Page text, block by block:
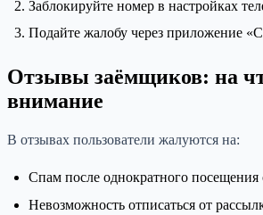
Заблокируйте номер в настройках
Подайте жалобу через приложение
Отзывы заёмщиков: на
внимание
В отзывах пользователи жалуются на:
Спам после однократного
Невозможность отписаться от